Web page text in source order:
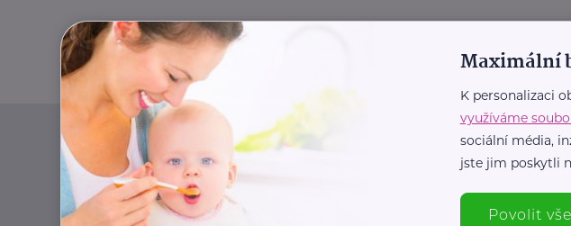
Maximální
K personalizaci
využíváme
sociální média,
jste jim poskytli
Povolit vše